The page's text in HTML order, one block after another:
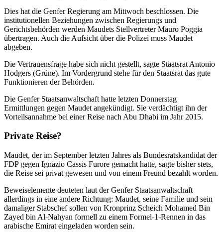
Dies hat die Genfer Regierung am Mittwoch beschlossen. Die
institutionellen Beziehungen zwischen Regierungs und
Gerichtsbehörden werden Maudets Stellvertreter Mauro Poggia
übertragen. Auch die Aufsicht über die Polizei muss Maudet
abgeben.
Die Vertrauensfrage habe sich nicht gestellt, sagte Staatsrat Antonio
Hodgers (Grüne). Im Vordergrund stehe für den Staatsrat das gute
Funktionieren der Behörden.
Die Genfer Staatsanwaltschaft hatte letzten Donnerstag
Ermittlungen gegen Maudet angekündigt. Sie verdächtigt ihn der
Vorteilsannahme bei einer Reise nach Abu Dhabi im Jahr 2015.
Private Reise?
Maudet, der im September letzten Jahres als Bundesratskandidat der
FDP gegen Ignazio Cassis Furore gemacht hatte, sagte bisher stets,
die Reise sei privat gewesen und von einem Freund bezahlt worden.
Beweiselemente deuteten laut der Genfer Staatsanwaltschaft
allerdings in eine andere Richtung: Maudet, seine Familie und sein
damaliger Stabschef sollen von Kronprinz Scheich Mohamed Bin
Zayed bin Al-Nahyan formell zu einem Formel-1-Rennen in das
arabische Emirat eingeladen worden sein.